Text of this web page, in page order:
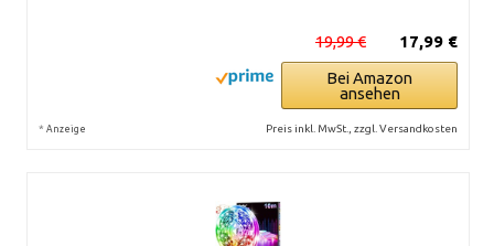
17,99 €
19,99 €
Bei Amazon
ansehen
* Anzeige Preis inkl. MwSt., zzgl. Versandkosten